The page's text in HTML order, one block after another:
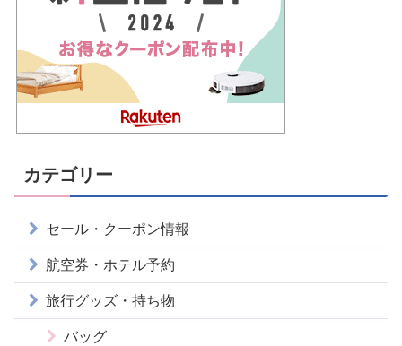
カテゴリー
セール・クーポン情報
航空券・ホテル予約
旅行グッズ・持ち物
バッグ